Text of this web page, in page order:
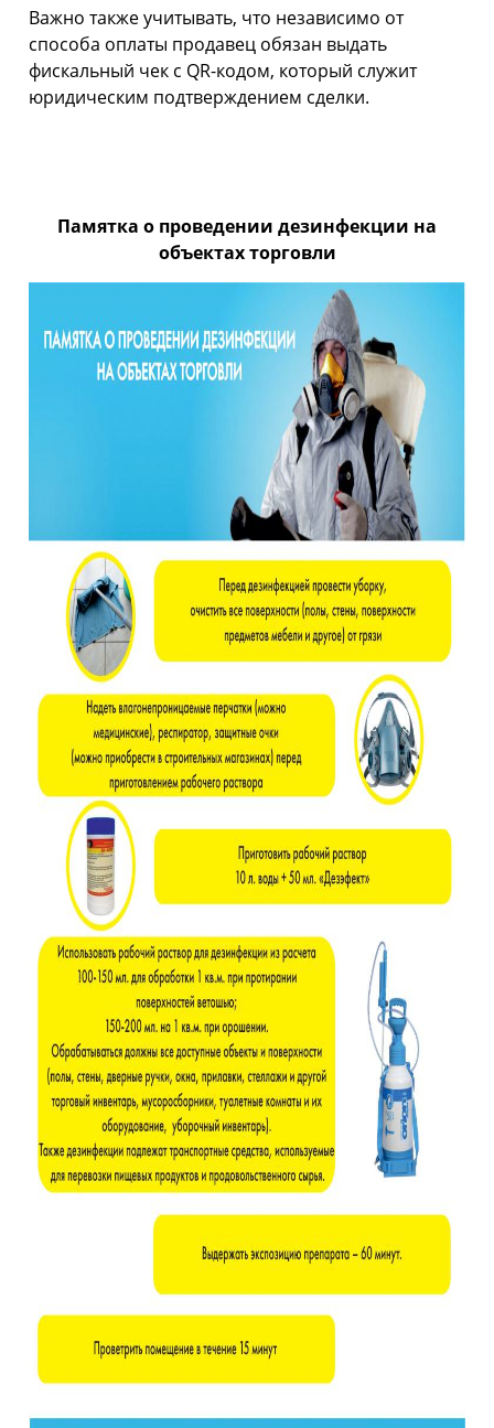
Важно также учитывать, что независимо от
способа оплаты продавец обязан выдать
фискальный чек с QR-кодом, который служит
юридическим подтверждением сделки.
Памятка о проведении дезинфекции на
объектах торговли